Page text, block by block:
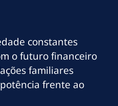
constantes
o futuro financeiro
familiares
frente ao